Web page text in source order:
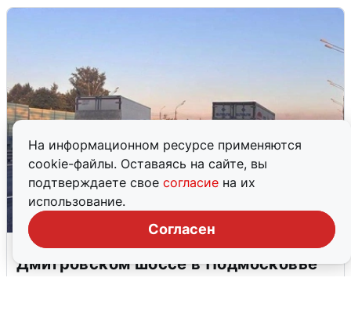
На информационном ресурсе применяются
cookie-файлы. Оставаясь на сайте, вы
подтверждаете свое согласие на их
использование.
Согласен
Пять машин столкнулись на
Дмитровском шоссе в Подмосковье